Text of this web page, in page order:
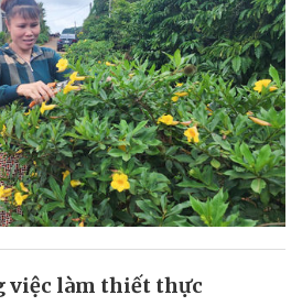
việc làm thiết thực